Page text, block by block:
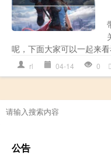
呢，下面大家可以一起来
rl 04-14 0
公告